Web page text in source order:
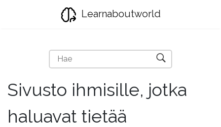
Learnaboutworld
Sivusto ihmisille, jotka
haluavat tietää